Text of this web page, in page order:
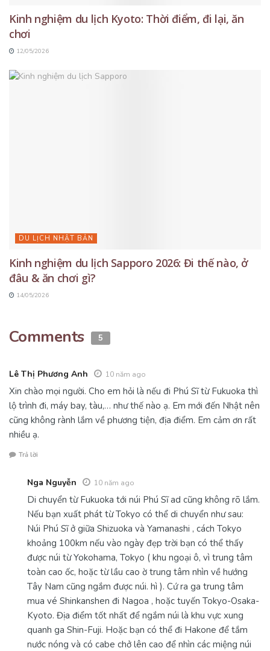
Kinh nghiệm du lịch Kyoto: Thời điểm, đi lại, ăn
chơi
12/05/2026
DU LỊCH NHẬT BẢN
Kinh nghiệm du lịch Sapporo 2026: Đi thế nào, ở
đâu & ăn chơi gì?
14/05/2026
Comments 5
Lê Thị Phương Anh 10 năm ago
Xin chào mọi người. Cho em hỏi là nếu đi Phú Sĩ từ Fukuoka thì
lộ trình đi, máy bay, tàu,… như thế nào ạ. Em mới đến Nhật nên
cũng không rành lắm về phương tiện, địa điểm. Em cảm ơn rất
nhiều ạ.
Trả lời
Nga Nguyễn 10 năm ago
Di chuyển từ Fukuoka tới núi Phú Sĩ ad cũng không rõ lắm.
Nếu bạn xuất phát từ Tokyo có thể di chuyển như sau:
Núi Phú Sĩ ở giữa Shizuoka và Yamanashi , cách Tokyo
khoảng 100km nếu vào ngày đẹp trời bạn có thể thấy
được núi từ Yokohama, Tokyo ( khu ngoại ô, vì trung tâm
toàn cao ốc, hoặc từ lầu cao ờ trung tâm nhìn về hướng
Tây Nam cũng ngắm được núi. hì ). Cứ ra ga trung tâm
mua vé Shinkanshen đi Nagoa , hoặc tuyến Tokyo-Osaka-
Kyoto. Địa điểm tốt nhất để ngắm núi là khu vực xung
quanh ga Shin-Fuji. Hoặc bạn có thể đi Hakone để tắm
nước nóng và có cabe chở lên cao để nhìn các miệng núi